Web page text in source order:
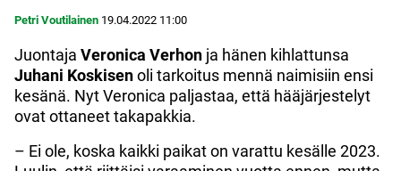
Petri Voutilainen 19.04.2022 11:00
Juontaja Veronica Verhon ja hänen kihlattunsa
Juhani Koskisenoli tarkoitus mennä naimisiin ensi
kesänä. Nyt Veronica paljastaa, että hääjärjestelyt
ovat ottaneet takapakkia.
– Ei ole, koska kaikki paikat on varattu kesälle 2023.